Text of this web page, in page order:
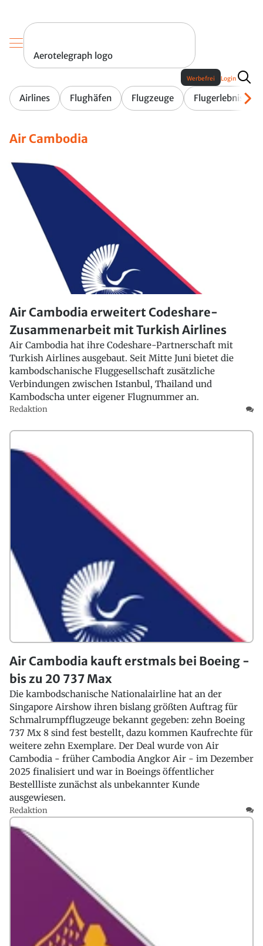
Aerotelegraph logo
Airlines Flughäfen Flugzeuge Flugerlebnis
Werbefrei Login
Air Cambodia
Air Cambodia erweitert Codeshare-
Zusammenarbeit mit Turkish Airlines
Air Cambodia hat ihre Codeshare-Partnerschaft mit
Turkish Airlines ausgebaut. Seit Mitte Juni bietet die
kambodschanische Fluggesellschaft zusätzliche
Verbindungen zwischen Istanbul, Thailand und
Kambodscha unter eigener Flugnummer an.
Redaktion
Air Cambodia kauft erstmals bei Boeing -
bis zu 20 737 Max
Die kambodschanische Nationalairline hat an der
Singapore Airshow ihren bislang größten Auftrag für
Schmalrumpfflugzeuge bekannt gegeben: zehn Boeing
737 Mx 8 sind fest bestellt, dazu kommen Kaufrechte für
weitere zehn Exemplare. Der Deal wurde von Air
Cambodia - früher Cambodia Angkor Air - im Dezember
2025 finalisiert und war in Boeings öffentlicher
Bestellliste zunächst als unbekannter Kunde
ausgewiesen.
Redaktion